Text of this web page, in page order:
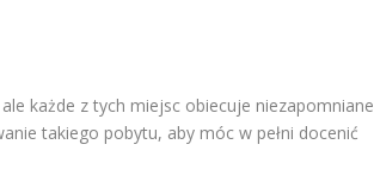
każde z tych miejsc obiecuje niezapomniane
takiego pobytu, aby móc w pełni docenić